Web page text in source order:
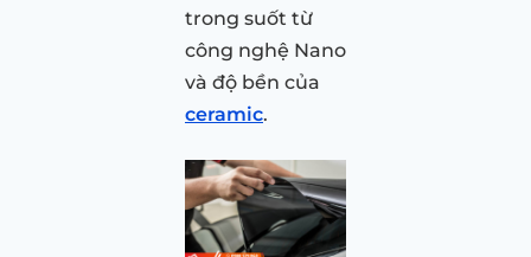
trong suốt từ
công nghệ Nano
và độ bền của
ceramic.